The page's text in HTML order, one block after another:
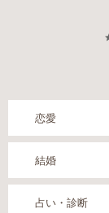
恋愛
結婚
占い・診断